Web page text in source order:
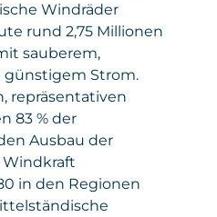
Windräder
rund 2,75 Millionen
sauberem,
Strom.
repräsentativen
83 % der
Ausbau der
Windkraft
in den Regionen
Corporation
de-